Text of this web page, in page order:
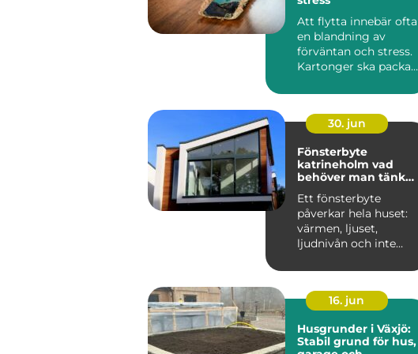
Att flytta innebär ofta
en blandning av
förväntan och stress.
Kartonger ska packas,
30. jun
Fönsterbyte
katrineholm vad
behöver man tänka
Ett fönsterbyte
påverkar hela huset:
värmen, ljuset,
ljudnivån och inte
man kommer...
16. jun
Husgrunder i Växjö:
Stabil grund för hus,